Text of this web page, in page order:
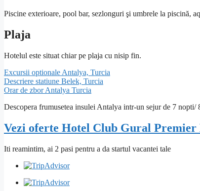
Piscine exterioare, pool bar, sezlonguri şi umbrele la piscină,
Plaja
Hotelul este situat chiar pe plaja cu nisip fin.
Excursii optionale Antalya, Turcia
Descriere statiune Belek, Turcia
Orar de zbor Antalya Turcia
Descopera frumusetea insulei Antalya intr-un sejur de 7 nopti/
Vezi oferte Hotel Club Gural Premier
Iti reamintim, ai 2 pasi pentru a da startul vacantei tale